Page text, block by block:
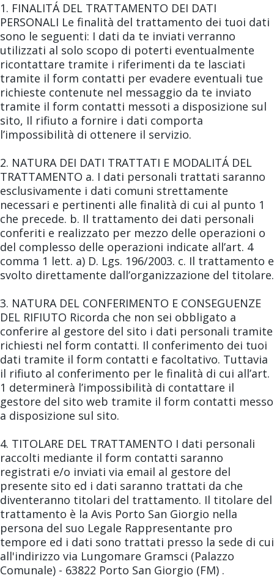
1. FINALITÁ DEL TRATTAMENTO DEI DATI
PERSONALI Le finalità del trattamento dei tuoi dati
sono le seguenti: I dati da te inviati verranno
utilizzati al solo scopo di poterti eventualmente
ricontattare tramite i riferimenti da te lasciati
tramite il form contatti per evadere eventuali tue
richieste contenute nel messaggio da te inviato
tramite il form contatti messoti a disposizione sul
sito, Il rifiuto a fornire i dati comporta
l’impossibilità di ottenere il servizio.
2. NATURA DEI DATI TRATTATI E MODALITÁ DEL
TRATTAMENTO a. I dati personali trattati saranno
esclusivamente i dati comuni strettamente
necessari e pertinenti alle finalità di cui al punto 1
che precede. b. Il trattamento dei dati personali
conferiti e realizzato per mezzo delle operazioni o
del complesso delle operazioni indicate all’art. 4
comma 1 lett. a) D. Lgs. 196/2003. c. Il trattamento e
svolto direttamente dall’organizzazione del titolare.
3. NATURA DEL CONFERIMENTO E CONSEGUENZE
DEL RIFIUTO Ricorda che non sei obbligato a
conferire al gestore del sito i dati personali tramite
richiesti nel form contatti. Il conferimento dei tuoi
dati tramite il form contatti e facoltativo. Tuttavia
il rifiuto al conferimento per le finalità di cui all’art.
1 determinerà l’impossibilità di contattare il
gestore del sito web tramite il form contatti messo
a disposizione sul sito.
4. TITOLARE DEL TRATTAMENTO I dati personali
raccolti mediante il form contatti saranno
registrati e/o inviati via email al gestore del
presente sito ed i dati saranno trattati da che
diventeranno titolari del trattamento. Il titolare del
trattamento è la Avis Porto San Giorgio nella
persona del suo Legale Rappresentante pro
tempore ed i dati sono trattati presso la sede di cui
all'indirizzo via Lungomare Gramsci (Palazzo
Comunale) - 63822 Porto San Giorgio (FM) .